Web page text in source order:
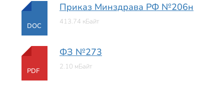
DOC
Приказ Минздрава РФ №206н
413.74 кБайт
PDF
ФЗ №273
2.10 мБайт